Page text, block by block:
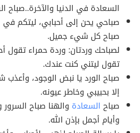
السعادة في الدنيا والآخرة..صباح
صباحي يحن إلى أحبابي، ليتكم في
صباح كل شيء جميل.
لصباحك وردتان: وردة حمراء تقول
تقول ليتني كنت عندك.
صباح الورد يا نبض الوجود، وأعذب
إلا بحبيبي وخاطر عيونه.
صباح السعادة والهنا صباح
وأيام أجمل بإذن الله.